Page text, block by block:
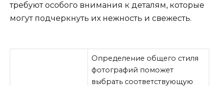
требуют особого внимания к деталям, которые
могут подчеркнуть их нежность и свежесть.
Определение общего стиля
фотографий поможет
выбрать соответствующую